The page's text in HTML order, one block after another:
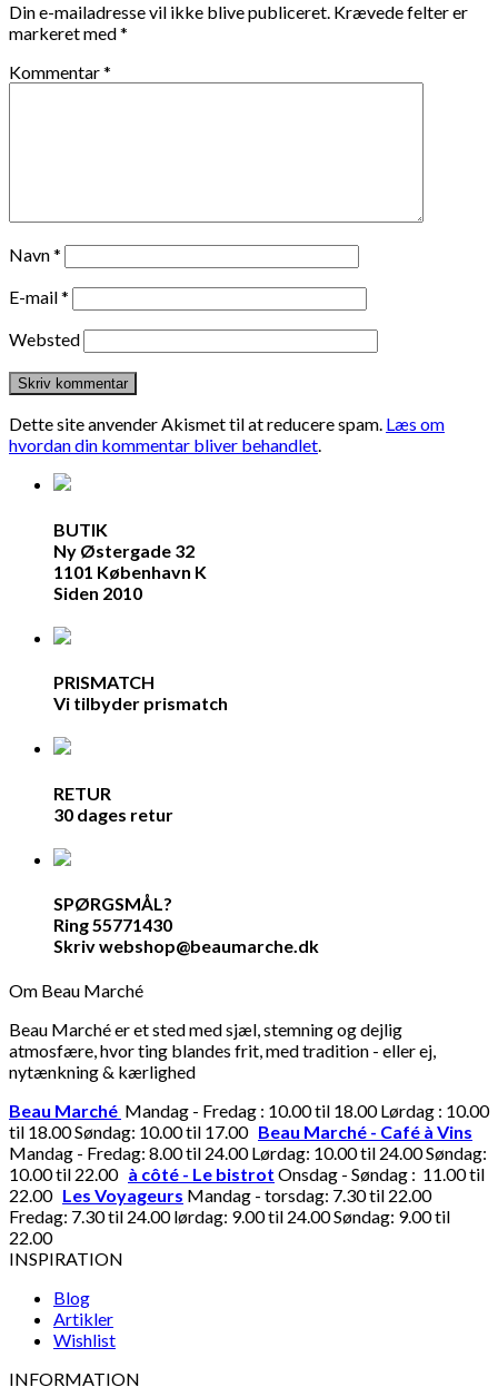
Din e-mailadresse vil ikke blive publiceret. Krævede felter er
markeret med*
Kommentar*
Navn*
E-mail*
Websted
Dette site anvender Akismet til at reducere spam. Læs om
hvordan din kommentar bliver behandlet.
BUTIK
Ny Østergade 32
1101 København K
Siden 2010
PRISMATCH
Vi tilbyder prismatch
RETUR
30 dages retur
SPØRGSMÅL?
Ring 55771430
Skriv webshop@beaumarche.dk
Om Beau Marché
Beau Marché er et sted med sjæl, stemning og dejlig
atmosfære, hvor ting blandes frit, med tradition - eller ej,
nytænkning & kærlighed
Beau Marché Mandag - Fredag : 10.00 til 18.00 Lørdag : 10.00
til 18.00 Søndag: 10.00 til 17.00 Beau Marché - Café à Vins
Mandag - Fredag: 8.00 til 24.00 Lørdag: 10.00 til 24.00 Søndag:
10.00 til 22.00 à côté - Le bistrot Onsdag - Søndag : 11.00 til
22.00 Les Voyageurs Mandag - torsdag: 7.30 til 22.00
Fredag: 7.30 til 24.00 lørdag: 9.00 til 24.00 Søndag: 9.00 til
22.00
INSPIRATION
Blog
Artikler
Wishlist
INFORMATION